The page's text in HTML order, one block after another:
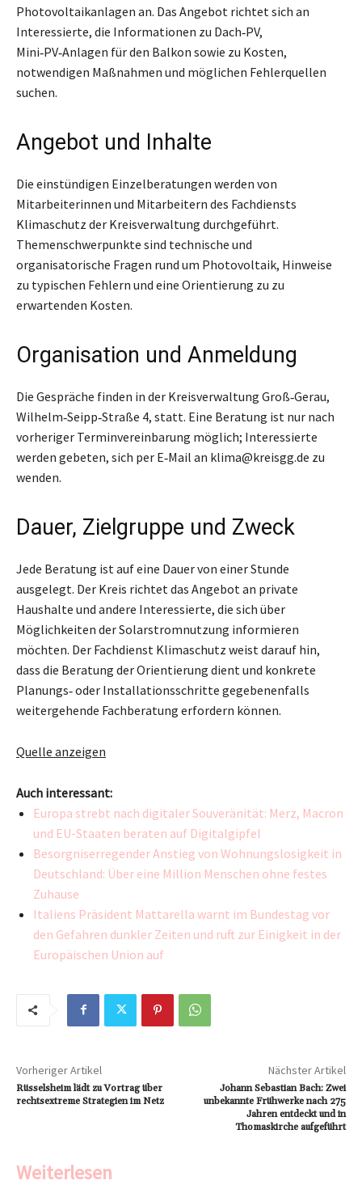
Photovoltaikanlagen an. Das Angebot richtet sich an
Interessierte, die Informationen zu Dach‑PV,
Mini‑PV‑Anlagen für den Balkon sowie zu Kosten,
notwendigen Maßnahmen und möglichen Fehlerquellen
suchen.
Angebot und Inhalte
Die einstündigen Einzelberatungen werden von
Mitarbeiterinnen und Mitarbeitern des Fachdiensts
Klimaschutz der Kreisverwaltung durchgeführt.
Themenschwerpunkte sind technische und
organisatorische Fragen rund um Photovoltaik, Hinweise
zu typischen Fehlern und eine Orientierung zu zu
erwartenden Kosten.
Organisation und Anmeldung
Die Gespräche finden in der Kreisverwaltung Groß‑Gerau,
Wilhelm‑Seipp‑Straße 4, statt. Eine Beratung ist nur nach
vorheriger Terminvereinbarung möglich; Interessierte
werden gebeten, sich per E‑Mail an klima@kreisgg.de zu
wenden.
Dauer, Zielgruppe und Zweck
Jede Beratung ist auf eine Dauer von einer Stunde
ausgelegt. Der Kreis richtet das Angebot an private
Haushalte und andere Interessierte, die sich über
Möglichkeiten der Solarstromnutzung informieren
möchten. Der Fachdienst Klimaschutz weist darauf hin,
dass die Beratung der Orientierung dient und konkrete
Planungs‑ oder Installationsschritte gegebenenfalls
weitergehende Fachberatung erfordern können.
Quelle anzeigen
Auch interessant:
Europa strebt nach digitaler Souveränität: Merz, Macron
und EU-Staaten beraten auf Digitalgipfel
Besorgniserregender Anstieg von Wohnungslosigkeit in
Deutschland: Über eine Million Menschen ohne festes
Zuhause
Italiens Präsident Mattarella warnt im Bundestag vor
den Gefahren dunkler Zeiten und ruft zur Einigkeit in der
Europäischen Union auf
Vorheriger Artikel
Rüsselsheim lädt zu Vortrag über
rechtsextreme Strategien im Netz
Nächster Artikel
Johann Sebastian Bach: Zwei
unbekannte Frühwerke nach 275
Jahren entdeckt und in
Thomaskirche aufgeführt
Weiterlesen